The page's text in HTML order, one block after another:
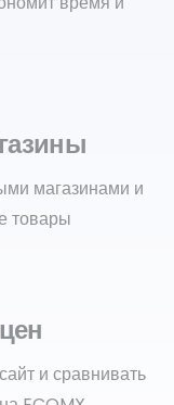
магазинами и
товары
и сравнивать